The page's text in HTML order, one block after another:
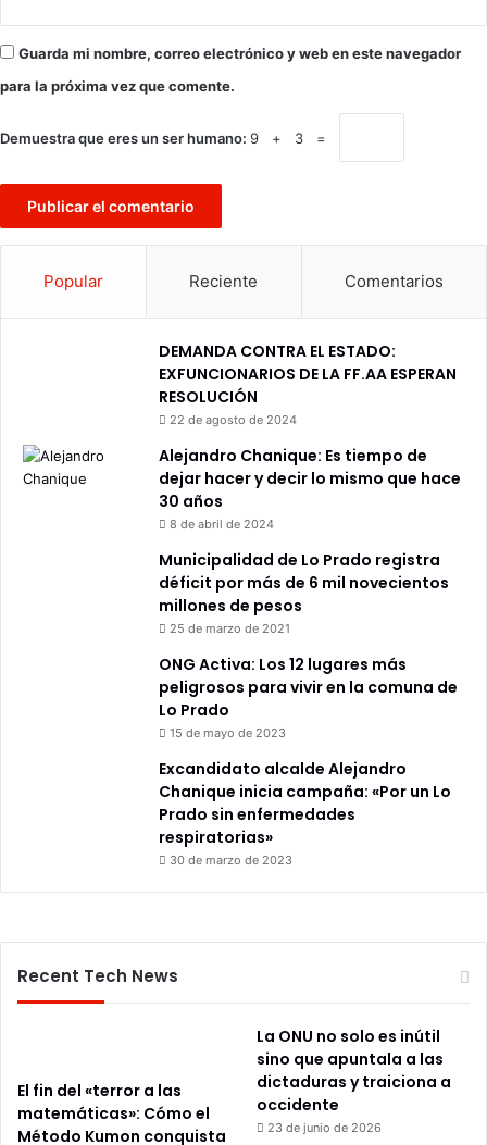
Guarda mi nombre, correo electrónico y web en este navegador
para la próxima vez que comente.
Demuestra que eres un ser humano: 9 + 3 =
Popular Reciente Comentarios
DEMANDA CONTRA EL ESTADO:
EXFUNCIONARIOS DE LA FF.AA ESPERAN
RESOLUCIÓN
22 de agosto de 2024
Alejandro Chanique: Es tiempo de
dejar hacer y decir lo mismo que hace
30 años
8 de abril de 2024
Municipalidad de Lo Prado registra
déficit por más de 6 mil novecientos
millones de pesos
25 de marzo de 2021
ONG Activa: Los 12 lugares más
peligrosos para vivir en la comuna de
Lo Prado
15 de mayo de 2023
Excandidato alcalde Alejandro
Chanique inicia campaña: «Por un Lo
Prado sin enfermedades
respiratorias»
30 de marzo de 2023
Recent Tech News
El fin del «terror a las
matemáticas»: Cómo el
Método Kumon conquista
La ONU no solo es inútil
sino que apuntala a las
dictaduras y traiciona a
occidente
23 de junio de 2026